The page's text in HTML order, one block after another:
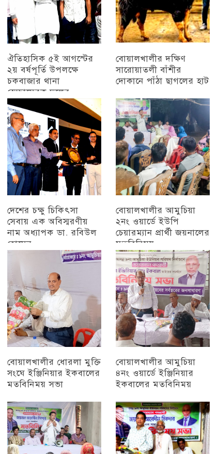
ঐতিহাসিক ৫ই আগস্টের
২য় বর্ষপূর্তি উপলক্ষে
চকবাজার থানা
স্বেচ্ছাসেবক দলের
প্রামাণ্যচিত্র প্রদর্শন ও
বিজয় মিছিল
চট্টগ্রাম
বোয়ালখালীর দক্ষিণ
সারোয়াতলী বাঁশীর
দোকানে পাঁঠা ছাগলের হাট
চট্টগ্রাম
দেশের চক্ষু চিকিৎসা
সেবায় এক অবিস্মরণীয়
নাম অধ্যাপক ডা. রবিউল
হোসেন
বোয়ালখালীর আমুচিয়া
২নং ওয়ার্ডে ইউপি
চেয়ারম্যান প্রার্থী জয়নালের
মতবিনিময়
চট্টগ্রাম
বোয়ালখালীর ধোরলা মুক্তি
সংঘে ইঞ্জিনিয়ার ইকবালের
মতবিনিময় সভা
চট্টগ্রাম
বোয়ালখালীর আমুচিয়া
৪নং ওয়ার্ডে ইঞ্জিনিয়ার
ইকবালের মতবিনিময়
চট্টগ্রাম